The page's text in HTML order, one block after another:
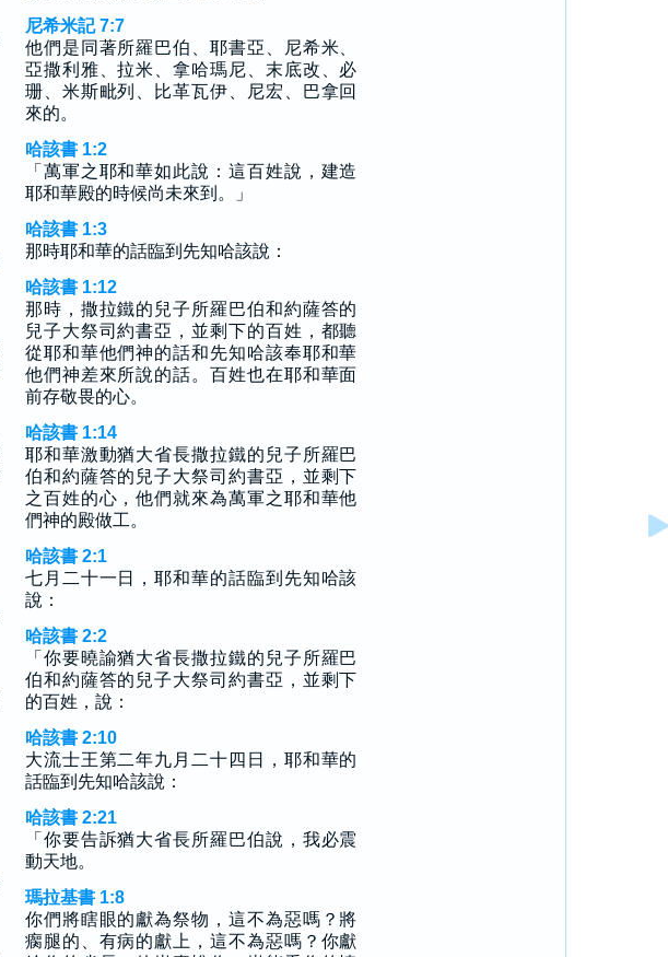
尼希米記 7:7
他們是同著所羅巴伯、耶書亞、尼希米、
亞撒利雅、拉米、拿哈瑪尼、末底改、必
珊、米斯毗列、比革瓦伊、尼宏、巴拿回
來的。
哈該書 1:2
「萬軍之耶和華如此說：這百姓說，建造
耶和華殿的時候尚未來到。」
哈該書 1:3
那時耶和華的話臨到先知哈該說：
哈該書 1:12
那時，撒拉鐵的兒子所羅巴伯和約薩答的
兒子大祭司約書亞，並剩下的百姓，都聽
從耶和華他們神的話和先知哈該奉耶和華
他們神差來所說的話。百姓也在耶和華面
前存敬畏的心。
哈該書 1:14
耶和華激動猶大省長撒拉鐵的兒子所羅巴
伯和約薩答的兒子大祭司約書亞，並剩下
之百姓的心，他們就來為萬軍之耶和華他
們神的殿做工。
哈該書 2:1
七月二十一日，耶和華的話臨到先知哈該
說：
哈該書 2:2
「你要曉諭猶大省長撒拉鐵的兒子所羅巴
伯和約薩答的兒子大祭司約書亞，並剩下
的百姓，說：
哈該書 2:10
大流士王第二年九月二十四日，耶和華的
話臨到先知哈該說：
哈該書 2:21
「你要告訴猶大省長所羅巴伯說，我必震
動天地。
瑪拉基書 1:8
你們將瞎眼的獻為祭物，這不為惡嗎？將
瘸腿的、有病的獻上，這不為惡嗎？你獻